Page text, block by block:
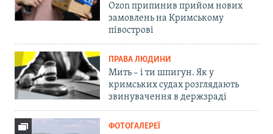
Ozon припинив прийом нових
замовлень на Кримському
півострові
ПРАВА ЛЮДИНИ
Мить – і ти шпигун. Як у
кримських судах розглядають
звинувачення в держзраді
ФОТОГАЛЕРЕЇ